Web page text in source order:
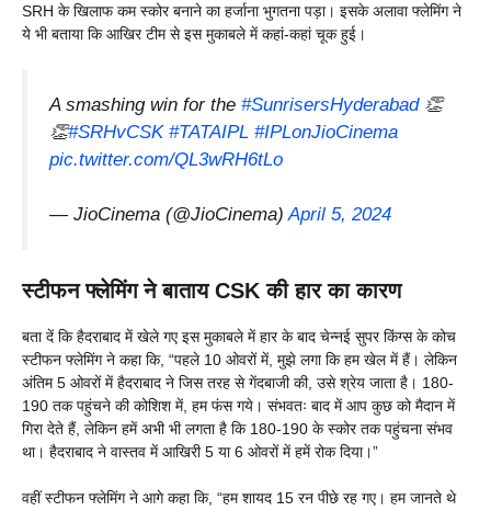
SRH के खिलाफ कम स्कोर बनाने का हर्जाना भुगतना पड़ा। इसके अलावा फ्लेमिंग ने
ये भी बताया कि आखिर टीम से इस मुकाबले में कहां-कहां चूक हुई।
A smashing win for the #SunrisersHyderabad👏
👏#SRHvCSK #TATAIPL #IPLonJioCinema
pic.twitter.com/QL3wRH6tLo
— JioCinema (@JioCinema)April 5, 2024
स्टीफन फ्लेमिंग ने बाताय CSK की हार का कारण
बता दें कि हैदराबाद में खेले गए इस मुकाबले में हार के बाद चेन्नई सुपर किंग्स के कोच
स्टीफन फ्लेमिंग ने कहा कि, “पहले 10 ओवरों में, मुझे लगा कि हम खेल में हैं। लेकिन
अंतिम 5 ओवरों में हैदराबाद ने जिस तरह से गेंदबाजी की, उसे श्रेय जाता है। 180-
190 तक पहुंचने की कोशिश में, हम फंस गये। संभवतः बाद में आप कुछ को मैदान में
गिरा देते हैं, लेकिन हमें अभी भी लगता है कि 180-190 के स्कोर तक पहुंचना संभव
था। हैदराबाद ने वास्तव में आखिरी 5 या 6 ओवरों में हमें रोक दिया।”
वहीं स्टीफन फ्लेमिंग ने आगे कहा कि, “हम शायद 15 रन पीछे रह गए। हम जानते थे